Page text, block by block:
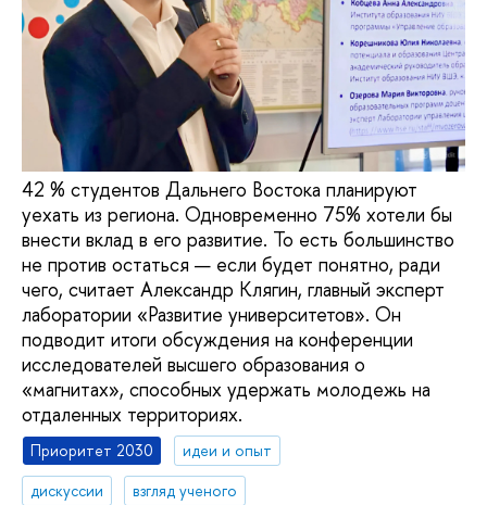
42 % студентов Дальнего Востока планируют
уехать из региона. Одновременно 75% хотели бы
внести вклад в его развитие. То есть большинство
не против остаться — если будет понятно, ради
чего, считает Александр Клягин, главный эксперт
лаборатории «Развитие университетов». Он
подводит итоги обсуждения на конференции
исследователей высшего образования о
«магнитах», способных удержать молодежь на
отдаленных территориях.
Приоритет 2030
идеи и опыт
дискуссии
взгляд ученого